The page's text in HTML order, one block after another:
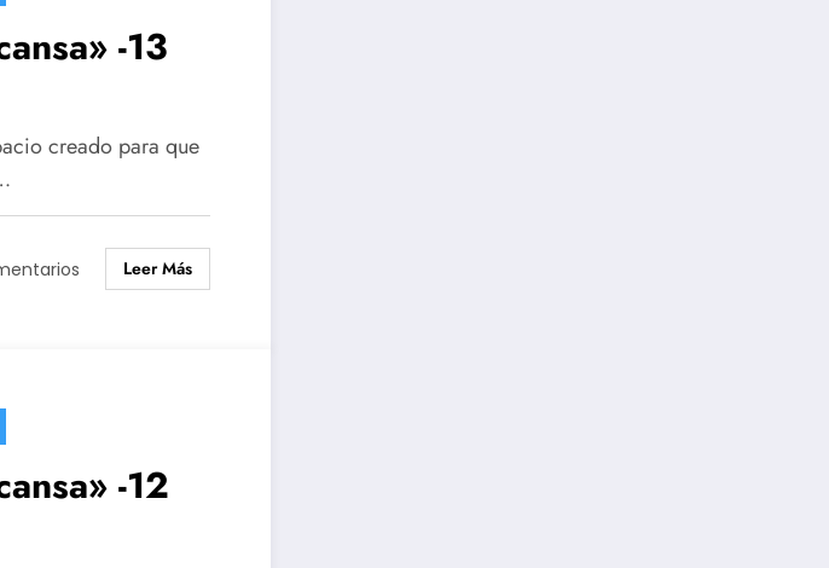
-13
creado para que
Leer Más
-12